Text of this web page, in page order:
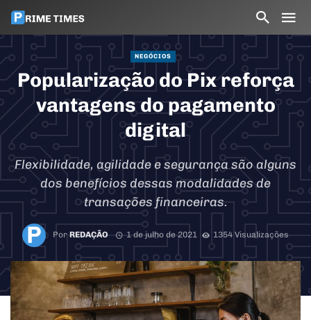
NEGÓCIOS
Popularização do Pix reforça
vantagens do pagamento
digital
Flexibilidade, agilidade e segurança são alguns
dos benefícios dessas modalidades de
transações financeiras.
PorREDAÇÃO 1 de julho de 2021 1354 Visualizações